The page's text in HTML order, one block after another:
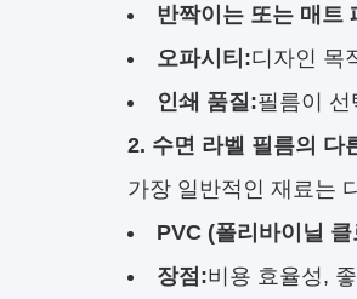
반짝이는 또는 매트
오파시티:디자인 목
인쇄 품질:필름이
2. 수면 라벨 필름의 다
가장 일반적인 재료는
PVC (폴리바이닐
장점:비용 효율성,